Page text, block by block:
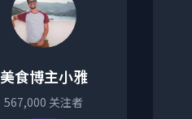
美食博主小雅
567,000 关注者